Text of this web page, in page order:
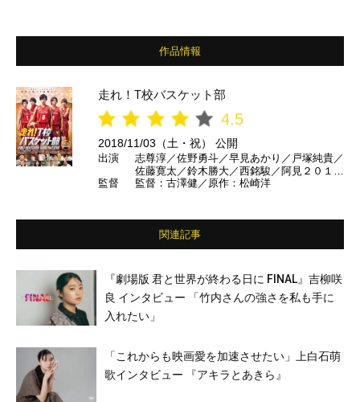
作品情報
走れ！T校バスケット部
4.5
2018/11/03（土・祝） 公開
出演
志尊淳／佐野勇斗／早見あかり／戸塚純貴／
佐藤寛太／鈴木勝大／西銘駿／阿見２０１／
椎名桔平／YOU／真飛聖／竹中直人／竹内
監督 監督：古澤健／原作：松崎洋
関連記事
『劇場版 君と世界が終わる日に FINAL』吉柳咲
良 インタビュー 「竹内さんの強さを私も手に
入れたい」
「これからも映画愛を加速させたい」上白石萌
歌インタビュー 『アキラとあきら』